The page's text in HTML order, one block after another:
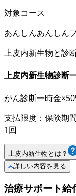
対象コース
あんしんあんしん
上皮内新生物と診
上皮内新生物診断
がん診断一時金
支払限度：保険期
1回
上皮内新生物とは？
詳しい内容を見る
治療サポート給